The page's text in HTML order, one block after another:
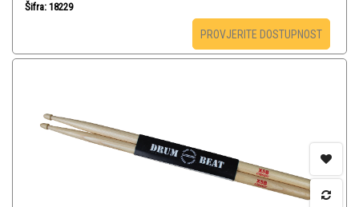
Šifra: 18229
PROVJERITE DOSTUPNOST